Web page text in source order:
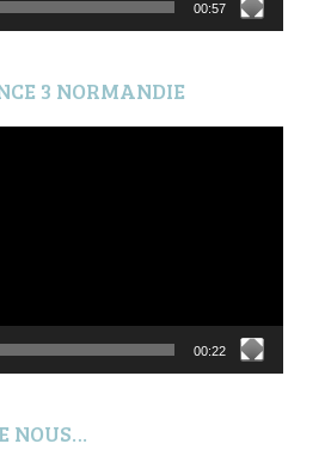
00:57
3 NORMANDIE
00:22
NOUS…